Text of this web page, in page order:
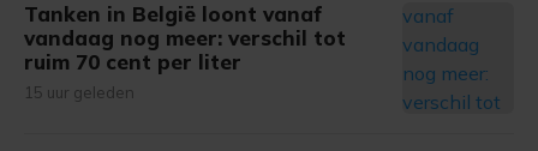
Tanken in België loont vanaf
vandaag nog meer: verschil tot
ruim 70 cent per liter
15 uur geleden